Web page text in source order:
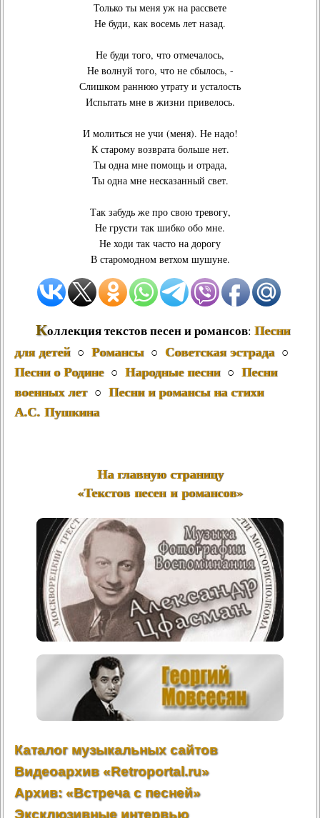
Только ты меня уж на рассвете
Не буди, как восемь лет назад.
Не буди того, что отмечалось,
Не волнуй того, что не сбылось, -
Слишком раннюю утрату и усталость
Испытать мне в жизни привелось.
И молиться не учи (меня). Не надо!
К старому возврата больше нет.
Ты одна мне помощь и отрада,
Ты одна мне несказанный свет.
Так забудь же про свою тревогу,
Не грусти так шибко обо мне.
Не ходи так часто на дорогу
В старомодном ветхом шушуне.
Коллекция текстов песен и романсов: Песни
для детей○ Романсы○ Советская эстрада○
Песни о Родине○ Народные песни○ Песни
военных лет○ Песни и романсы на стихи
А.С. Пушкина
На главную страницу
«Текстов песен и романсов»
Каталог музыкальных сайтов
Видеоархив «Retroportal.ru»
Архив: «Встреча с песней»
Эксклюзивные интервью